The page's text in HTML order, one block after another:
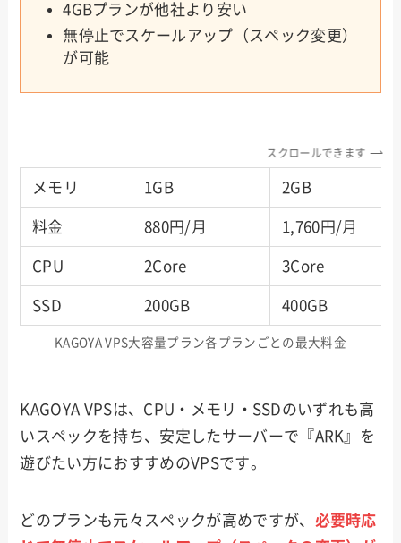
4GBプランが他社より安い
無停止でスケールアップ（スペック変更）
が可能
スクロールできます
メモリ 1GB 2GB
料金 880円/月 1,760円/月
CPU 2Core 3Core
SSD 200GB 400GB
KAGOYA VPS大容量プラン各プランごとの最大料金
KAGOYA VPSは、CPU・メモリ・SSDのいずれも高
いスペックを持ち、安定したサーバーで『ARK』を
遊びたい方におすすめのVPSです。
どのプランも元々スペックが高めですが、 必要時応